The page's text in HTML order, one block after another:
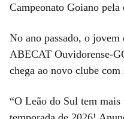
Campeonato Goiano pela
No ano passado, o jovem
ABECAT Ouvidorense-
chega ao novo clube com
“O Leão do Sul tem